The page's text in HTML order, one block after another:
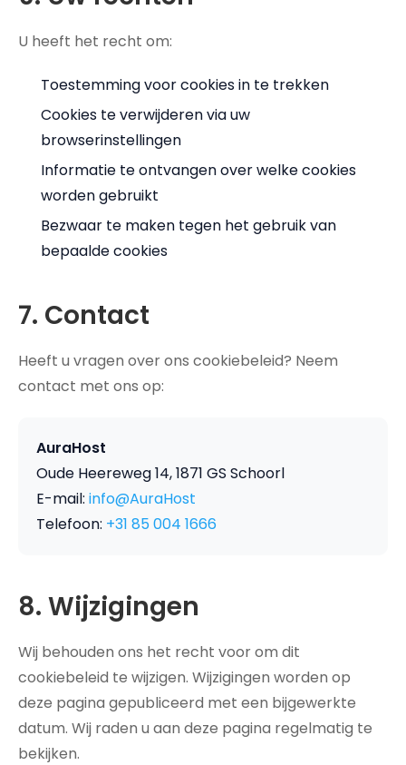
U heeft het recht om:
Toestemming voor cookies in te trekken
Cookies te verwijderen via uw
browserinstellingen
Informatie te ontvangen over welke cookies
worden gebruikt
Bezwaar te maken tegen het gebruik van
bepaalde cookies
7. Contact
Heeft u vragen over ons cookiebeleid? Neem
contact met ons op:
AuraHost
Oude Heereweg 14, 1871 GS Schoorl
E-mail: info@AuraHost
Telefoon: +31 85 004 1666
8. Wijzigingen
Wij behouden ons het recht voor om dit
cookiebeleid te wijzigen. Wijzigingen worden op
deze pagina gepubliceerd met een bijgewerkte
datum. Wij raden u aan deze pagina regelmatig te
bekijken.